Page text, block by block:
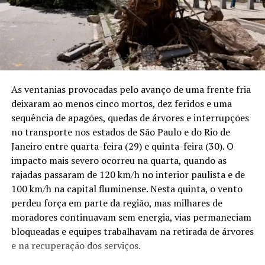
das chuvas, mudanças na distribuição da precipitação
podem aumentar a exposição das lavouras a períodos de
estiagem e elevar riscos econômicos. O mesmo problema
alcança reservatórios e usinas hidrelétricas que
dependem do volume de água dos rios.
Os resultados reforçam que a conservação da Amazônia
também interfere na disponibilidade de água em áreas
produtoras localizadas a milhares de quilômetros da
floresta. A manutenção do regime de chuvas no Sul do
Brasil passa, assim, a fazer parte da discussão sobre
políticas de combate ao desmatamento, planejamento
agrícola, produção de energia e adaptação às mudanças
climáticas.
Fonte: Brazilian Journal of Biology , ((o))eco – Foto:
Agência Brasil
compreender por que integrantes do Ministério Público
peruano passaram a defender a declaração de estado de
emergência e uma intervenção permanente das forças
policiais e militares no Alto Nanay.
Entre janeiro e abril de 2026, a Fiscalía peruana
registrou 29 pontos de mineração ilegal em Iquitos,
Maynas e Nauta. O número cobre apenas ocorrências
que chegaram aos órgãos públicos. Em rios extensos,
com canais escondidos pela floresta e longas distâncias
entre as comunidades, parte das dragas pode funcionar
durante semanas sem ser alcançada por qualquer
fiscalização.
Puca Urco já havia recebido uma grande operação em
junho. A Marinha peruana apreendeu e destruiu balsas,
motores, geradores, compressores, bombas,
combustível, equipamentos de internet via satélite e
As ventanias provocadas pelo avanço de uma frente fria
deixaram ao menos cinco mortos, dez feridos e uma
sequência de apagões, quedas de árvores e interrupções
no transporte nos estados de São Paulo e do Rio de
Janeiro entre quarta-feira (29) e quinta-feira (30). O
impacto mais severo ocorreu na quarta, quando as
rajadas passaram de 120 km/h no interior paulista e de
100 km/h na capital fluminense. Nesta quinta, o vento
perdeu força em parte da região, mas milhares de
moradores continuavam sem energia, vias permaneciam
bloqueadas e equipes trabalhavam na retirada de árvores
e na recuperação dos serviços.